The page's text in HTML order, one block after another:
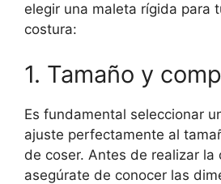
elegir una maleta rígida para
costura:
1. Tamaño y
Es fundamental seleccionar
ajuste perfectamente al
de coser. Antes de realizar la
asegúrate de conocer las